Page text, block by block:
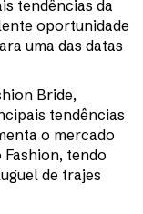
tendências da
oportunidade
uma das datas
Bride,
tendências
o mercado
tendo
de trajes